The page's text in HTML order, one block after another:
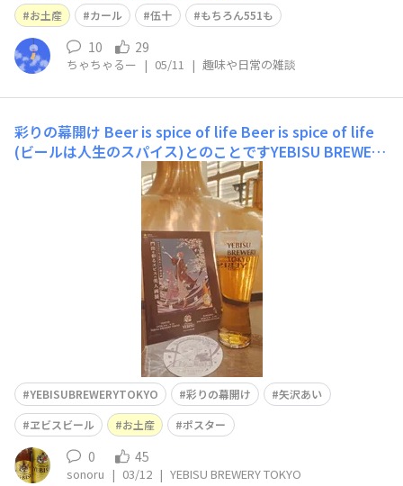
お土産 カール 伍十 もちろん551も
10 29
ちゃちゃるー | 05/11 | 趣味や日常の雑談
彩りの幕開け Beer is spice of life Beer is spice of life
(ビールは人生のスパイス)とのことです​YEBISU BREWERY
TOKYOポスターも頂きました。
YEBISUBREWERYTOKYO 彩りの幕開け
矢沢あい
ヱビスビール
お土産 ポスター
0 45
sonoru | 03/12 | YEBISU BREWERY TOKYO